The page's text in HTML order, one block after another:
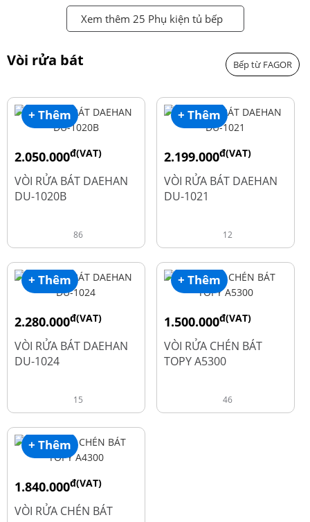
Xem thêm 25 Phụ kiện tủ bếp
Vòi rửa bát Bếp từ FAGOR
+ Thêm
2.050.000đ(VAT)
2.600.000
VÒI RỬA BÁT DAEHAN
DU-1020B
86
+ Thêm
2.199.000đ(VAT)
2.900.000
VÒI RỬA BÁT DAEHAN
DU-1021
12
+ Thêm
2.280.000đ(VAT)
2.600.000
VÒI RỬA BÁT DAEHAN
DU-1024
15
+ Thêm
1.500.000đ(VAT)
1.990.000
VÒI RỬA CHÉN BÁT
TOPY A5300
46
+ Thêm
1.840.000đ(VAT)
2.450.000
VÒI RỬA CHÉN BÁT